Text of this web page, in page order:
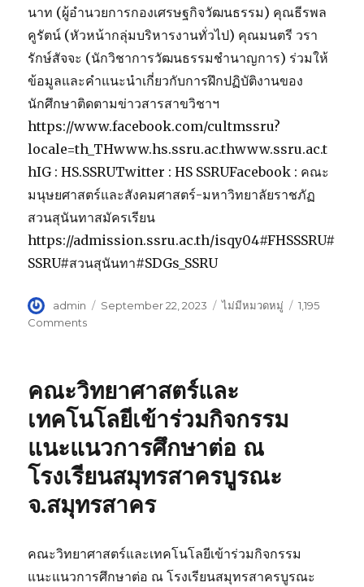
วิชาการ
ระดับ
นานาชาติ
iSTEM-
Ed
นาท (ผู้อำนวยการกองเศรษฐกิจวัฒนธรรม) คุณธีรพล
คูรัตน์ (หัวหน้ากลุ่มบริหารงานทั่วไป) คุณมนตรี วรา
รักษ์สัจจะ (นักวิชาการวัฒนธรรมชำนาญการ) ร่วมให้
ข้อมูลและคำแนะนำเกี่ยวกับการฝึกปฏิบัติงานของ
นักศึกษาติดตามข่าวสารสาขวิชาฯ
https://www.facebook.com/cultmssru?
locale=th_THwww.hs.ssru.ac.thwww.ssru.ac.t
hIG : HS.SSRUTwitter : HS SSRUFacebook : คณะ
มนุษยศาสตร์และสังคมศาสตร์-มหาวิทยาลัยราชภัฏ
สวนสุนันทาสมัครเรียน
https://admission.ssru.ac.th/isqy04#FHSSSRU#
SSRU#สวนสุนันทา#SDGs_SSRU
Author
admin
Posted
September 22, 2023 Categories
ไม่มีหมวดหมู่
1,195
Comments
สังคมศาสตร์
หัวหน้า
แขนง
วิชาการ
จัดการ
ทาง
ได้
ติดตาม
ผล
คณะวิทยาศาสตร์และ
เทคโนโลยีเข้าร่วมกิจกรรม
แนะแนวการศึกษาต่อ ณ
โรงเรียนสมุทรสาครบูรณะ
จ.สมุทรสาคร
คณะวิทยาศาสตร์และเทคโนโลยีเข้าร่วมกิจกรรม
แนะแนวการศึกษาต่อ ณ โรงเรียนสมุทรสาครบูรณะ